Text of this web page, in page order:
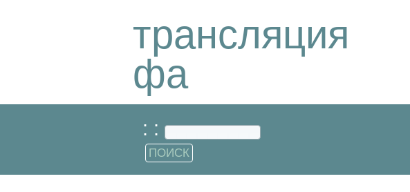
трансляция
фа
: :